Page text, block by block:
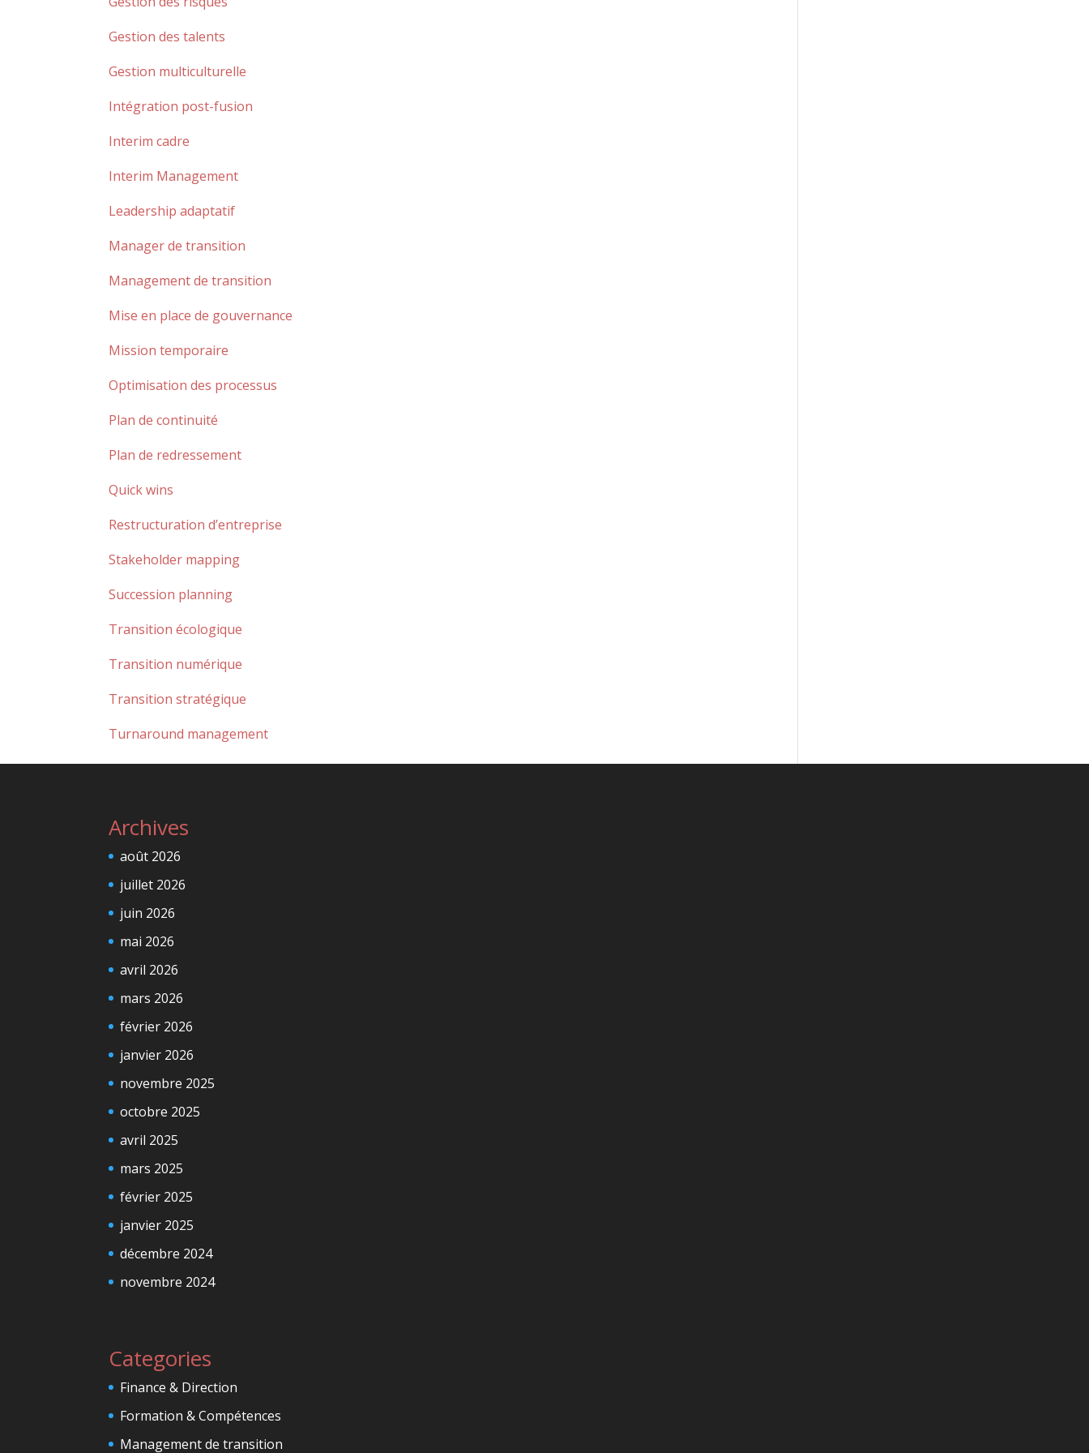
Gestion des talents
Gestion multiculturelle
Intégration post-fusion
Interim cadre
Interim Management
Leadership adaptatif
Manager de transition
Management de transition
Mise en place de gouvernance
Mission temporaire
Optimisation des processus
Plan de continuité
Plan de redressement
Quick wins
Restructuration d’entreprise
Stakeholder mapping
Succession planning
Transition écologique
Transition numérique
Transition stratégique
Turnaround management
Archives
août 2026
juillet 2026
juin 2026
mai 2026
avril 2026
mars 2026
février 2026
janvier 2026
novembre 2025
octobre 2025
avril 2025
mars 2025
février 2025
janvier 2025
décembre 2024
novembre 2024
Categories
Finance & Direction
Formation & Compétences
Management de transition